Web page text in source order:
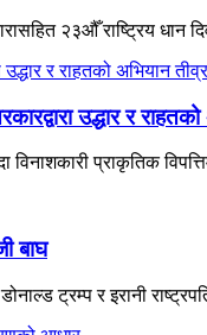
२३औँ राष्ट्रिय
उद्धार र
प्राकृतिक
बाघ
ट्रम्प र इरानी